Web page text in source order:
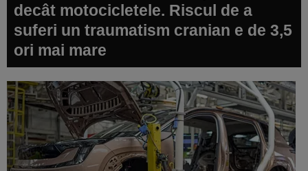
decât motocicletele. Riscul de a
suferi un traumatism cranian e de 3,5
ori mai mare